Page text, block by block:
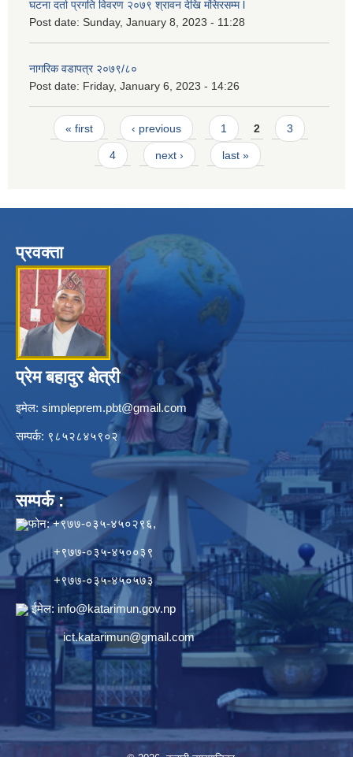
घटना दर्ता प्रगति विवरण २०७९ श्रावन देखि मंसिरसम्म l
Post date: Sunday, January 8, 2023 - 11:28
नागरिक वडापत्र २०७९/८०
Post date: Friday, January 6, 2023 - 14:26
Pages
« first ‹ previous 1 2 3
4 next › last »
प्रवक्ता
प्रेम बहादुर क्षेत्री
इमेल: simpleprem.pbt@gmail.com
सम्पर्क: ९८५२८४५९०२
सम्पर्क :
फोन: +९७७-०३५-४५०२९६,
+९७७-०३५-४५००३९
+९७७-०३५-४५०५७३
ईमेल: info@katarimun.gov.np
ict.katarimun@gmail.com